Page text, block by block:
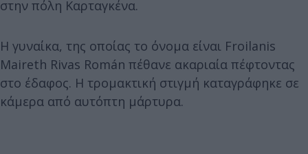
στην πόλη Καρταγκένα.
Η γυναίκα, της οποίας το όνομα είναι Froilanis
Maireth Rivas Román πέθανε ακαριαία πέφτοντας
στο έδαφος. Η τρομακτική στιγμή καταγράφηκε σε
κάμερα από αυτόπτη μάρτυρα.